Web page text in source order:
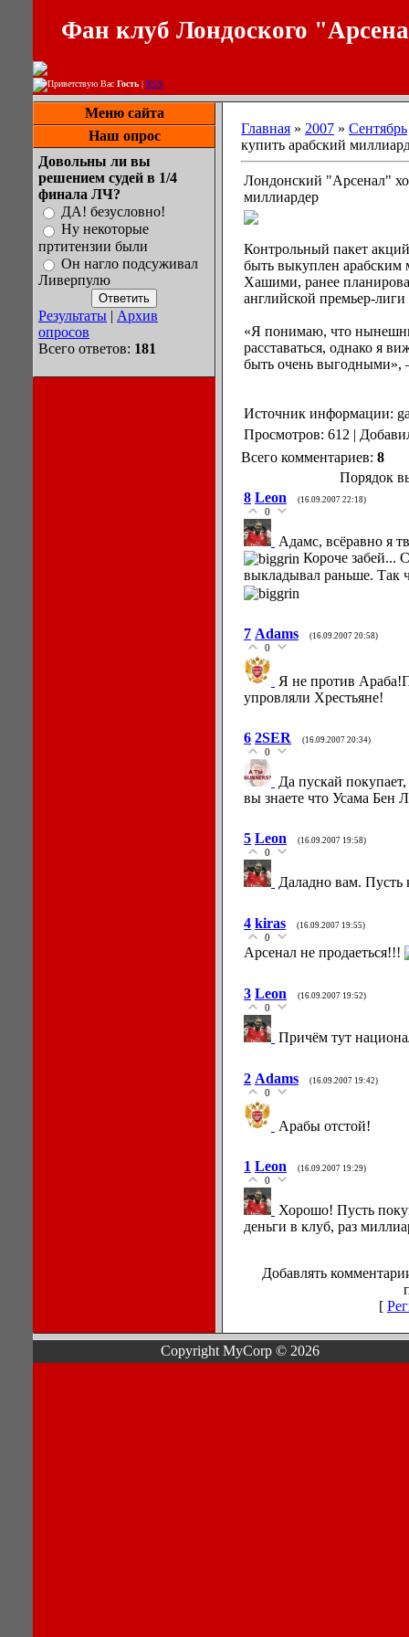
Фан клуб Лондоского
Приветствую Вас Гость | RSS
Меню сайта
Наш опрос
Довольны ли вы
решением судей в 1/4
финала ЛЧ?
ДА! безусловно!
Ну некоторые
пртитензии были
Он нагло подсуживал
Ливерпулю
Результаты | Архив
опросов
Всего ответов: 181
Главная » 2007 » Сентябрь
купить арабский
Лондонский "Арсенал"
миллиардер
Контрольный пакет
быть выкуплен
Хашими, ранее
английской премьер-лиги
«Я понимаю, что
расставаться, однако я
быть очень выгодными»,
Источник информации:
Просмотров: 612 |
Всего комментариев: 8
Порядок
8 Leon (16.09.2007 22:18)
0
Адамс, всёравно я
Короче забей...
выкладывал раньше. Так
7 Adams (16.09.2007 20:58)
0
Я не против
упровляли Хрестьяне!
6 2SER (16.09.2007 20:34)
0
Да пускай
вы знаете что Усама Бен
5 Leon (16.09.2007 19:58)
0
Даладно вам. Пусть
4 kiras (16.09.2007 19:55)
0
Арсенал не продаеться!!!
3 Leon (16.09.2007 19:52)
0
Причём тут
2 Adams (16.09.2007 19:42)
0
Арабы отстой!
1 Leon (16.09.2007 19:29)
0
Хорошо! Пусть
деньги в клуб, раз
Добавлять
[
Copyright MyCorp © 2026